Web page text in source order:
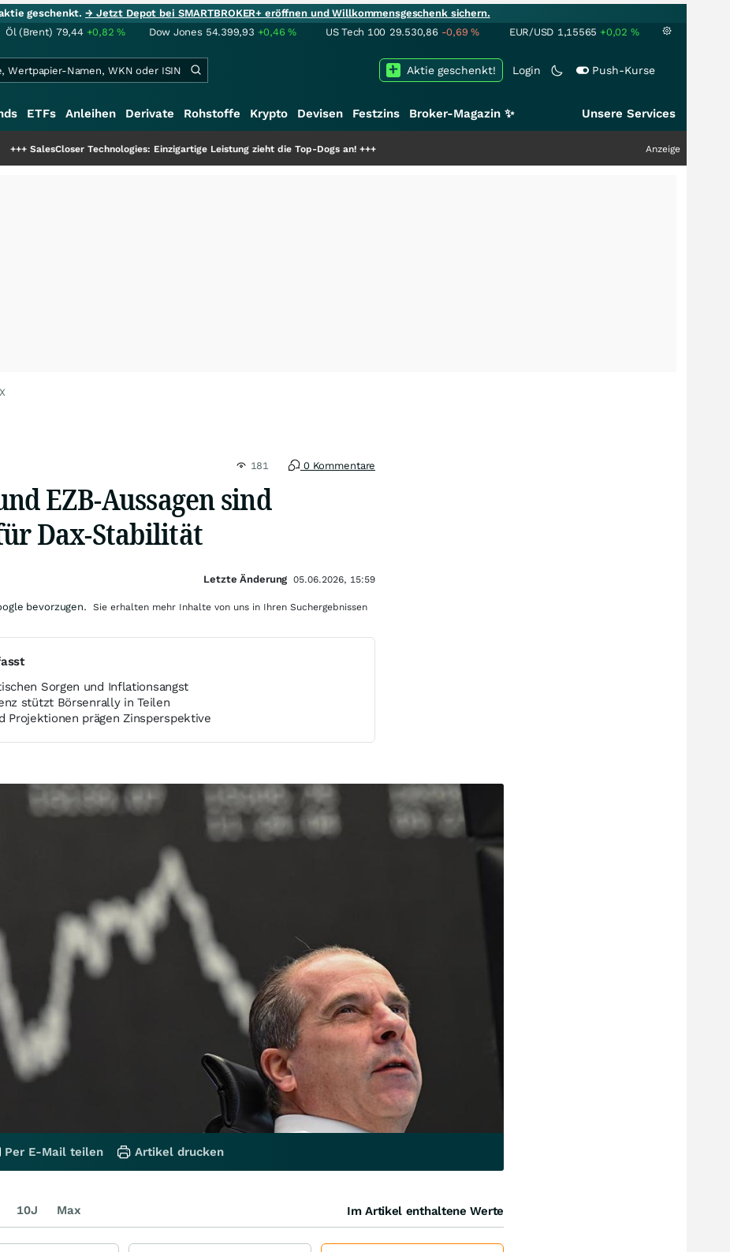
geschenkt.→ Jetzt Depot bei SMARTBROKER+ eröffnen und Willkommensgeschenk sichern.
Öl (Brent) 79,44 +0,82% Dow Jones 54.399,93 +0,46% US Tech 100 29.530,86 -0,69% EUR/USD 1,15565 +0,02 %
Login Push-Kurse
Aktie geschenkt!
ETFs Anleihen Derivate Rohstoffe Krypto Devisen Festzins Broker-Magazin ✨ Unsere Services
Technologies: Einzigartige Leistung zieht die Top-Dogs an!+++ Anzeige
181 0 Kommentare
EZB-Aussagen sind
Dax-Stabilität
Sorgen und Inflationsangst
stützt Börsenrally in Teilen
Projektionen prägen Zinsperspektive
Letzte Änderung 05.06.2026, 15:59
bevorzugen. Sie erhalten mehr Inhalte von uns in Ihren Suchergebnissen
Per E-Mail teilen Artikel drucken
10J Max Im Artikel enthaltene Werte